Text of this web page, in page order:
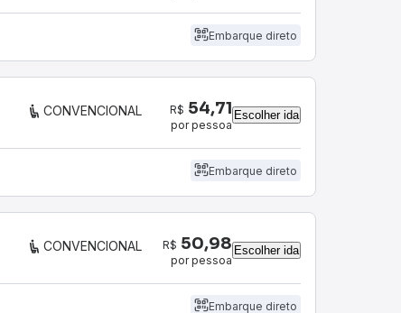
Embarque direto
CONVENCIONAL R$ 54,71
por pessoa
Escolher ida
Embarque direto
CONVENCIONAL R$ 50,98
por pessoa
Escolher ida
Embarque direto